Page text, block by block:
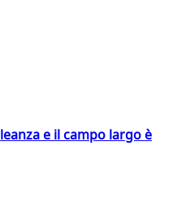
e il campo largo è